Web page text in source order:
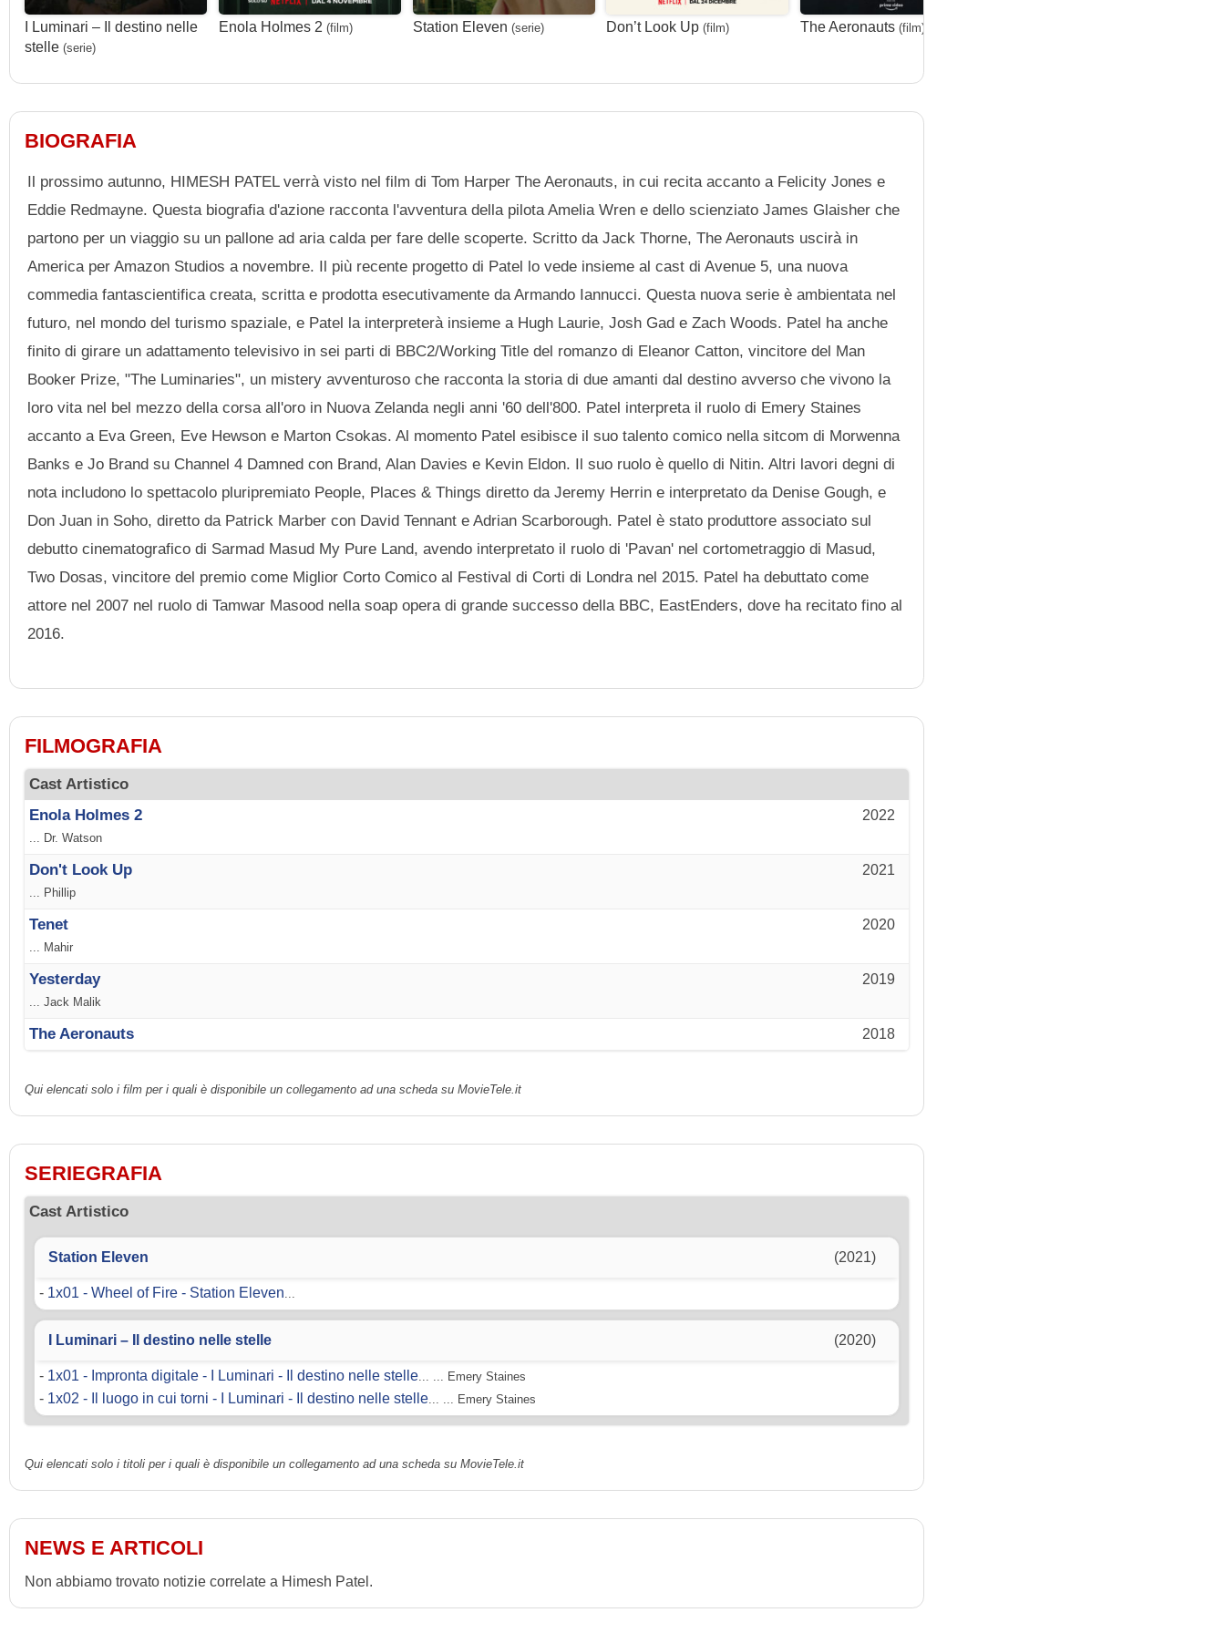
I Luminari – Il destino nelle
stelle (serie)
Enola Holmes 2 (film) Station Eleven (serie) Don’t Look Up (film) The Aeronauts (film)
BIOGRAFIA
Il prossimo autunno, HIMESH PATEL verrà visto nel film di Tom Harper The Aeronauts, in cui recita accanto a Felicity Jones e
Eddie Redmayne. Questa biografia d'azione racconta l'avventura della pilota Amelia Wren e dello scienziato James Glaisher che
partono per un viaggio su un pallone ad aria calda per fare delle scoperte. Scritto da Jack Thorne, The Aeronauts uscirà in
America per Amazon Studios a novembre. Il più recente progetto di Patel lo vede insieme al cast di Avenue 5, una nuova
commedia fantascientifica creata, scritta e prodotta esecutivamente da Armando Iannucci. Questa nuova serie è ambientata nel
futuro, nel mondo del turismo spaziale, e Patel la interpreterà insieme a Hugh Laurie, Josh Gad e Zach Woods. Patel ha anche
finito di girare un adattamento televisivo in sei parti di BBC2/Working Title del romanzo di Eleanor Catton, vincitore del Man
Booker Prize, "The Luminaries", un mistery avventuroso che racconta la storia di due amanti dal destino avverso che vivono la
loro vita nel bel mezzo della corsa all'oro in Nuova Zelanda negli anni '60 dell'800. Patel interpreta il ruolo di Emery Staines
accanto a Eva Green, Eve Hewson e Marton Csokas. Al momento Patel esibisce il suo talento comico nella sitcom di Morwenna
Banks e Jo Brand su Channel 4 Damned con Brand, Alan Davies e Kevin Eldon. Il suo ruolo è quello di Nitin. Altri lavori degni di
nota includono lo spettacolo pluripremiato People, Places & Things diretto da Jeremy Herrin e interpretato da Denise Gough, e
Don Juan in Soho, diretto da Patrick Marber con David Tennant e Adrian Scarborough. Patel è stato produttore associato sul
debutto cinematografico di Sarmad Masud My Pure Land, avendo interpretato il ruolo di 'Pavan' nel cortometraggio di Masud,
Two Dosas, vincitore del premio come Miglior Corto Comico al Festival di Corti di Londra nel 2015. Patel ha debuttato come
attore nel 2007 nel ruolo di Tamwar Masood nella soap opera di grande successo della BBC, EastEnders, dove ha recitato fino al
2016.
FILMOGRAFIA
Cast Artistico
2022
Enola Holmes 2
... Dr. Watson
2021
Don't Look Up
... Phillip
2020
Tenet
... Mahir
2019
Yesterday
... Jack Malik
2018
The Aeronauts
Qui elencati solo i film per i quali è disponibile un collegamento ad una scheda su MovieTele.it
SERIEGRAFIA
Cast Artistico
Station Eleven (2021)
- 1x01 - Wheel of Fire - Station Eleven...
I Luminari – Il destino nelle stelle (2020)
- 1x01 - Impronta digitale - I Luminari - Il destino nelle stelle... ... Emery Staines
- 1x02 - Il luogo in cui torni - I Luminari - Il destino nelle stelle... ... Emery Staines
Qui elencati solo i titoli per i quali è disponibile un collegamento ad una scheda su MovieTele.it
NEWS E ARTICOLI
Non abbiamo trovato notizie correlate a Himesh Patel.